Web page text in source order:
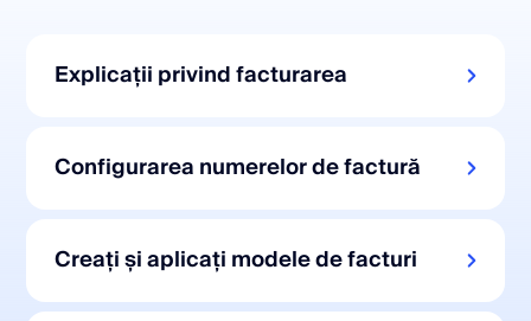
Explicații privind facturarea
Configurarea numerelor de factură
Creați și aplicați modele de facturi